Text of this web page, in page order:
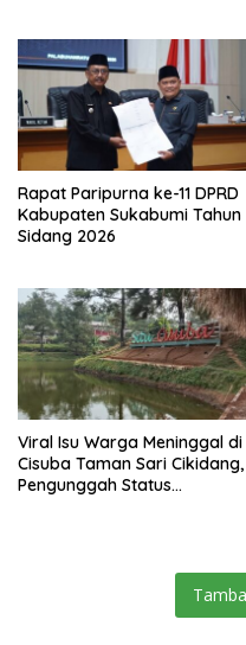
Rapat Paripurna ke-11 DPRD
Kabupaten Sukabumi Tahun
Sidang 2026
Viral Isu Warga Meninggal di
Cisuba Taman Sari Cikidang,
Pengunggah Status